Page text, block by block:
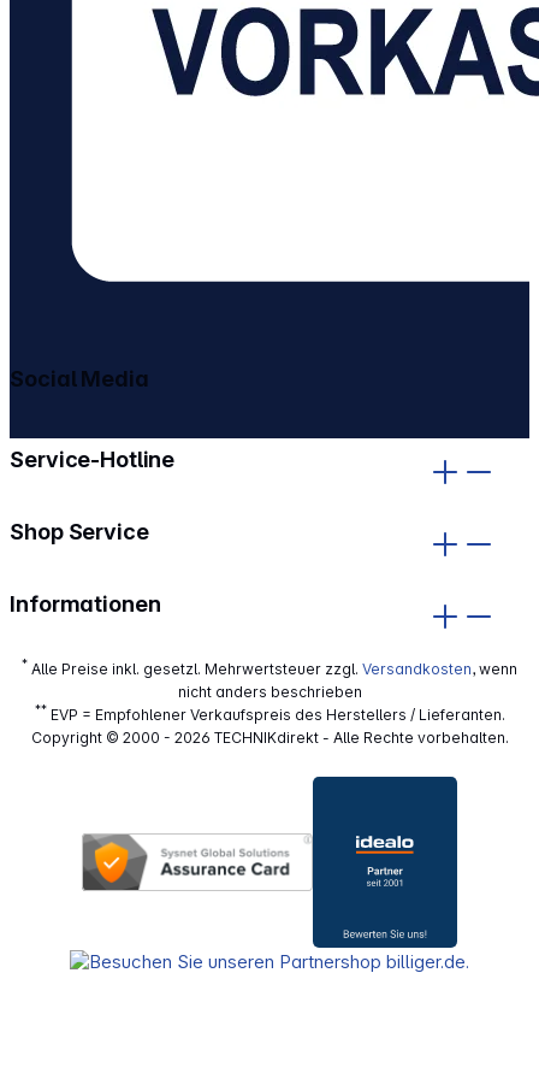
Service-Hotline
Shop Service
Informationen
Social Media
* Alle Preise inkl. gesetzl. Mehrwertsteuer zzgl. Versandkosten, wenn
nicht anders beschrieben
**EVP = Empfohlener Verkaufspreis des Herstellers / Lieferanten.
Copyright © 2000 - 2026 TECHNIKdirekt - Alle Rechte vorbehalten.